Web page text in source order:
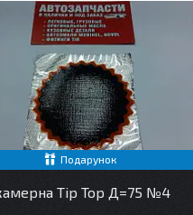
Подарунок
Tip Top Д=75 №4